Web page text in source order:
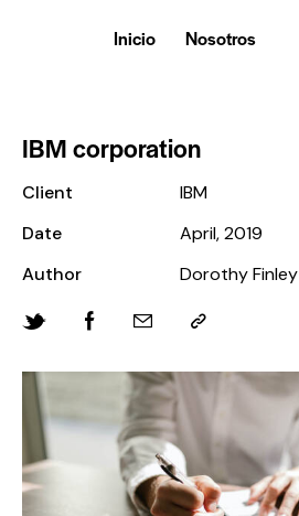
Inicio Nosotros
IBM corporation
Client
IBM
Date
April, 2019
Author
Dorothy Finley